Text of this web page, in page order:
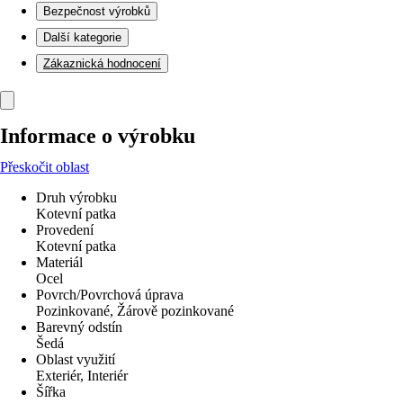
Bezpečnost výrobků
Další kategorie
Zákaznická hodnocení
Informace o výrobku
Přeskočit oblast
Druh výrobku
Kotevní patka
Provedení
Kotevní patka
Materiál
Ocel
Povrch/Povrchová úprava
Pozinkované, Žárově pozinkované
Barevný odstín
Šedá
Oblast využití
Exteriér, Interiér
Šířka